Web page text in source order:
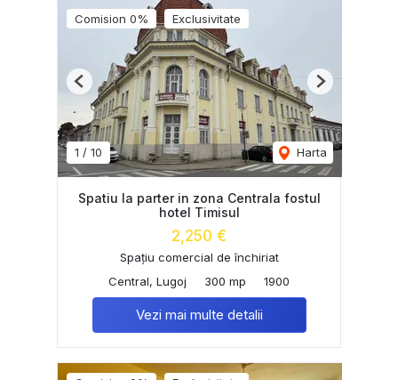
Comision 0% Exclusivitate
1 / 10 Harta
Previous Next
Spatiu la parter in zona Centrala fostul
hotel Timisul
2,250 €
Spațiu comercial de închiriat
Central, Lugoj
300 mp 1900
Vezi mai multe detalii